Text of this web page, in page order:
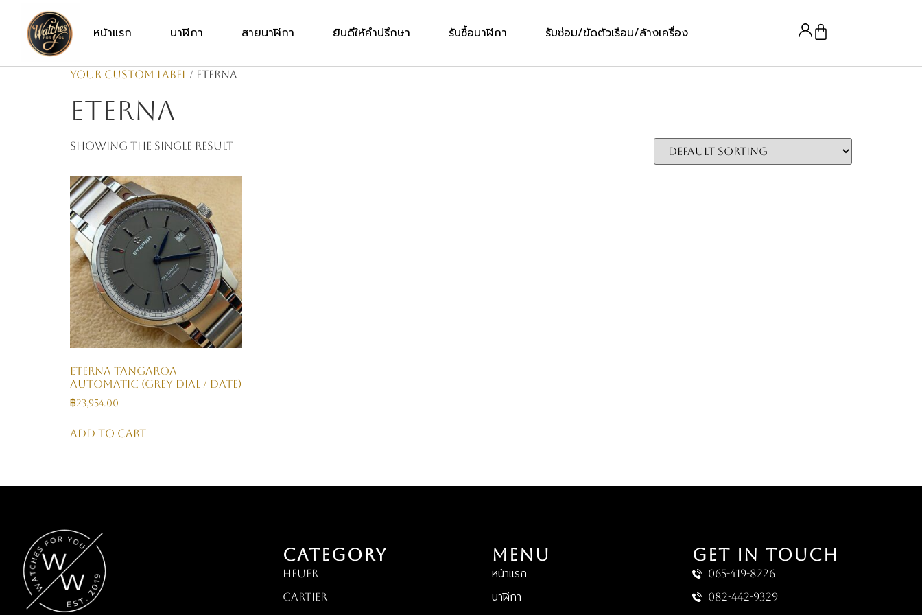
หน้าแรก นาฬิกา สายนาฬิกา ยินดีให้คำปรึกษา รับซื้อนาฬิกา รับซ่อม/ขัดตัวเรือน/ล้างเครื่อง
Your Custom Label / Eterna
Eterna
Showing the single result
Eterna Tangaroa
Automatic (Grey Dial / Date)
฿23,954.00
Add to cart
CATEGORY
HEUER
Cartier
MENU
หน้าแรก
นาฬิกา
GET IN TOUCH
065-419-8226
082-442-9329